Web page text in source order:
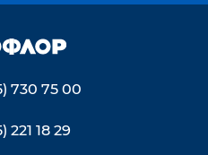
730 75 00
221 18 29